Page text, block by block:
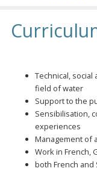
Technical,
field of water
Support to the
Sensibilisation,
experiences
Management of
Work in French,
both French and